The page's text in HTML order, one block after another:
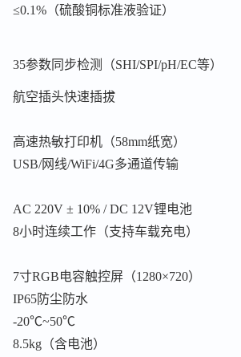
≤0.1%（硫酸铜标准液验证）
35参数同步检测（SHI/SPI/pH/EC等）
航空插头快速插拔
高速热敏打印机（58mm纸宽）
USB/网线/WiFi/4G多通道传输
AC 220V ± 10% / DC 12V锂电池
8小时连续工作（支持车载充电）
7寸RGB电容触控屏（1280×720）
IP65防尘防水
-20℃~50℃
8.5kg（含电池）